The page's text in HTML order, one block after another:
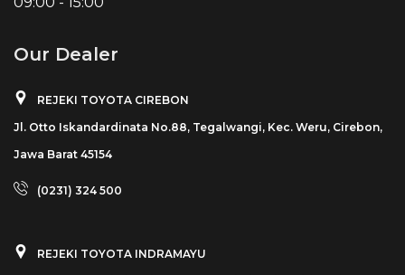
Our Dealer
REJEKI TOYOTA CIREBON
Jl. Otto Iskandardinata No.88, Tegalwangi, Kec. Weru, Cirebon,
Jawa Barat 45154
(0231) 324 500
REJEKI TOYOTA INDRAMAYU